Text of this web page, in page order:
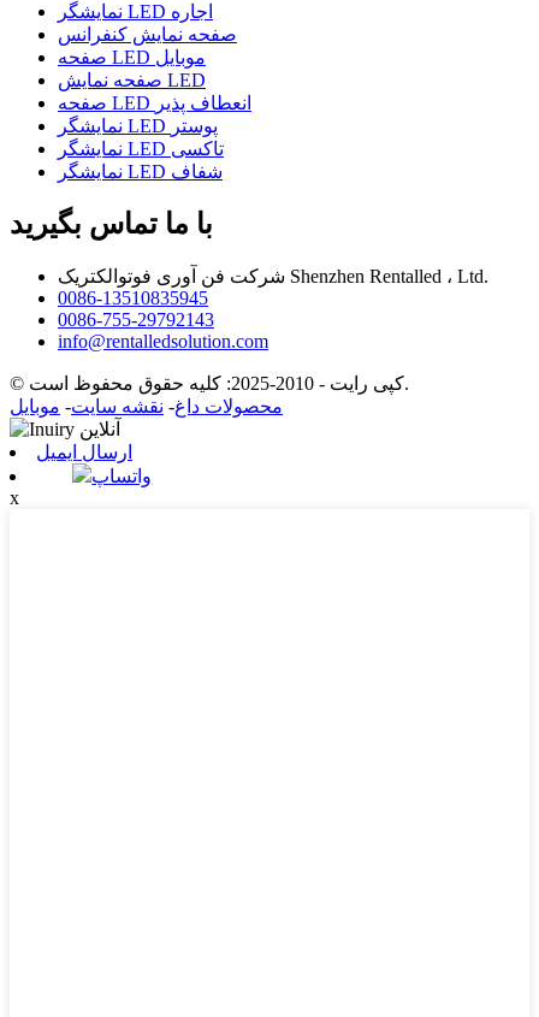
نمایشگر LED اجاره
صفحه نمایش کنفرانس
صفحه LED موبایل
صفحه نمایش LED
صفحه LED انعطاف پذیر
نمایشگر LED پوستر
نمایشگر LED تاکسی
نمایشگر LED شفاف
با ما تماس بگیرید
شرکت فن آوری فوتوالکتریک Shenzhen Rentalled ، Ltd.
0086-13510835945
0086-755-29792143
info@rentalledsolution.com
© کپی رایت - 2010-2025: کلیه حقوق محفوظ است.
محصولات داغ- نقشه سایت- موبایل
ارسال ایمیل
واتساپ
x